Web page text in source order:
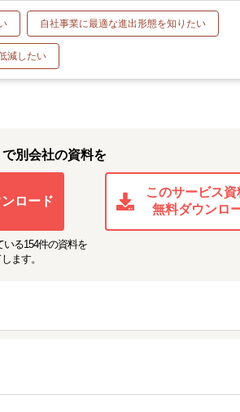
自社事業に最適な進出形態を知りたい
減したい
で別会社の資料を
ロード
このサービス資
無料ダウンロ
いる154件の資料を
ます。